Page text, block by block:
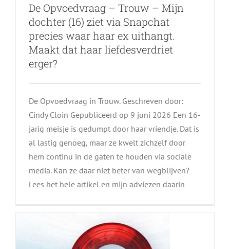
De Opvoedvraag – Trouw – Mijn
dochter (16) ziet via Snapchat
precies waar haar ex uithangt.
Maakt dat haar liefdesverdriet
erger?
De Opvoedvraag in Trouw. Geschreven door:
Cindy Cloin Gepubliceerd op 9 juni 2026 Een 16-
jarig meisje is gedumpt door haar vriendje. Dat is
al lastig genoeg, maar ze kwelt zichzelf door
hem continu in de gaten te houden via sociale
media. Kan ze daar niet beter van wegblijven?
Lees het hele artikel en mijn adviezen daarin
Kabinet: commercieel vloggen
met kinderen tot en met 15
jaar strafbaar maken